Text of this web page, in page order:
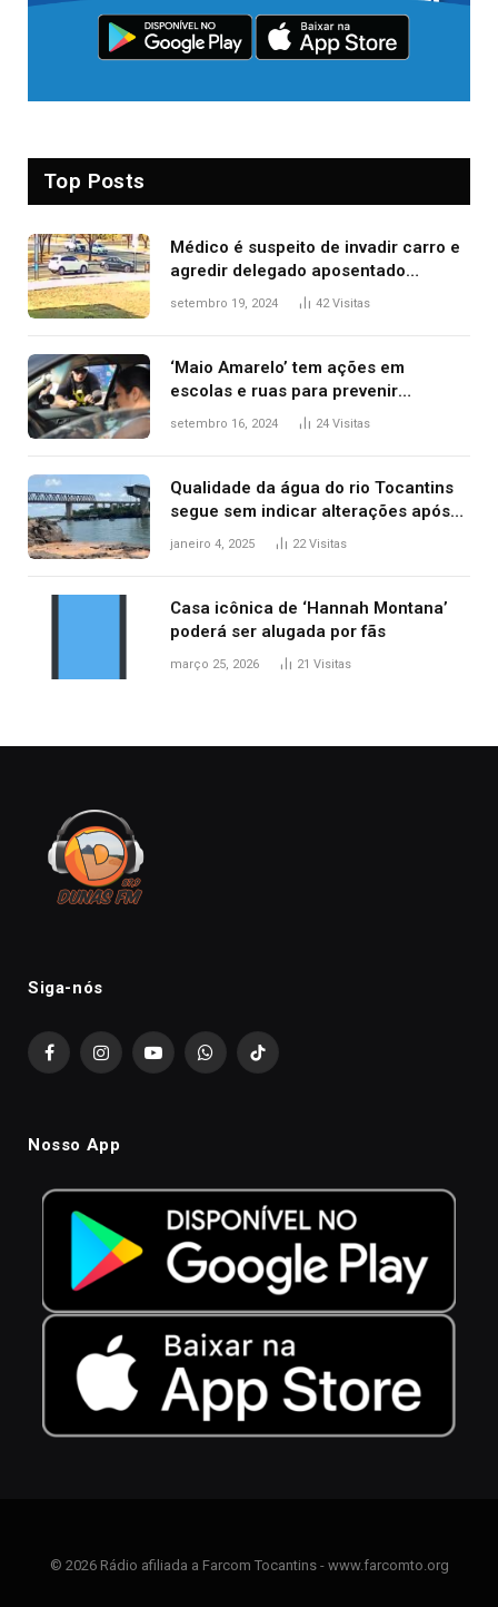
Top Posts
Médico é suspeito de invadir carro e
agredir delegado aposentado
durante confusão no trânsito
setembro 19, 2024 42Visitas
‘Maio Amarelo’ tem ações em
escolas e ruas para prevenir
acidentes no trânsito no AP
setembro 16, 2024 24 Visitas
Qualidade da água do rio Tocantins
segue sem indicar alterações após
desabamento da ponte entre MA e
janeiro 4, 2025 22Visitas
Casa icônica de ‘Hannah Montana’
poderá ser alugada por fãs
março 25, 2026 21 Visitas
Siga-nós
FacebookInstagramYouTubeWhatsAppTikTok
Nosso App
© 2026 Rádio afiliada a Farcom Tocantins - www.farcomto.org